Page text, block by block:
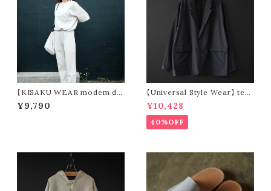
【KISAKU WEAR modem de
sign】kisaku waffle
¥9,790
【Universal Style Wear】 tec
jacket (black)
¥10,428
40%OFF